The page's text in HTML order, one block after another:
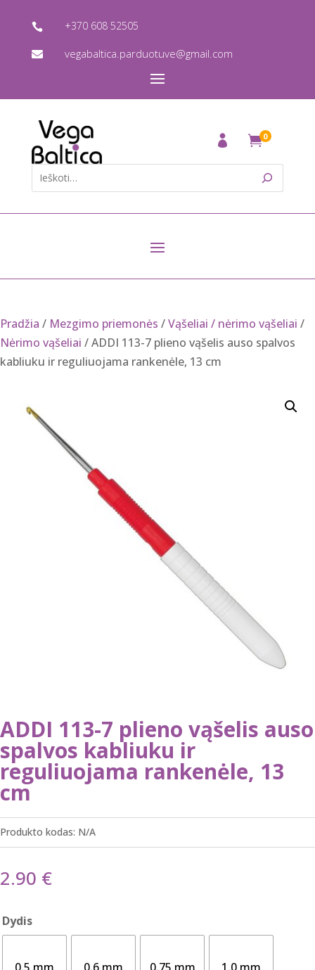
 +370 608 52505
 vegabaltica.parduotuve@gmail.com
0
Pradžia / Mezgimo priemonės /Vąšeliai / nėrimo vąšeliai /
Nėrimo vąšeliai / ADDI 113-7 plieno vąšelis auso spalvos
kabliuku ir reguliuojama rankenėle, 13 cm
ADDI 113-7 plieno vąšelis auso
spalvos kabliuku ir
reguliuojama rankenėle, 13
cm
Produkto kodas: N/A
2.90 €
Dydis
0,5 mm 0,6 mm 0,75 mm 1,0 mm